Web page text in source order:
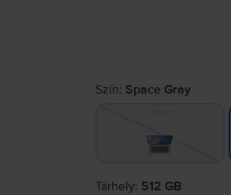
Szín: Space Gray
Tárhely: 512 GB